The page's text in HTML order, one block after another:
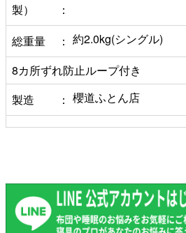
製）
総重量
約2.0kg(シングル)
8カ所ずれ防止ループ付き
製造
櫻道ふとん店